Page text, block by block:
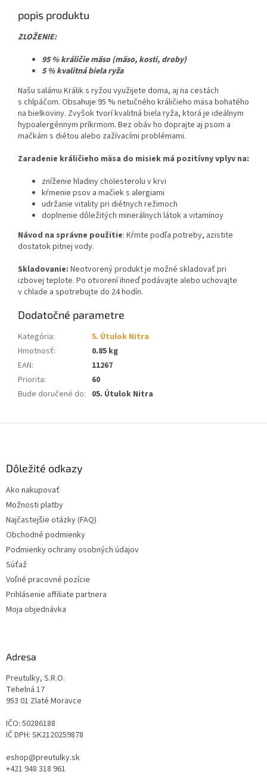
popis produktu
ZLOŽENIE:
95 % králičie mäso (mäso, kosti, droby)
5 % kvalitná biela ryža
Našu salámu Králik s ryžou využijete doma, aj na cestách
s chlpáčom. Obsahuje 95 % netučného králičieho mäsa bohatého
na bielkoviny. Zvyšok tvorí kvalitná biela ryža, ktorá je ideálnym
hypoalergénnym príkrmom. Bez obáv ho doprajte aj psom a
mačkám s diétou alebo zažívacími problémami.
Zaradenie králičieho mäsa do misiek má pozitívny vplyv na:
zníženie hladiny cholesterolu v krvi
kŕmenie psov a mačiek s alergiami
udržanie vitality pri diétnych režimoch
doplnenie dôležitých minerálnych látok a vitamínoy
Návod na správne použitie: Kŕmte podľa potreby, azistite
dostatok pitnej vody.
Skladovanie: Neotvorený produkt je možné skladovať pri
izbovej teplote. Po otvorení ihneď podávajte alebo uchovajte
v chlade a spotrebujte do 24 hodín.
Dodatočné parametre
Kategória:
5. Útulok Nitra
Hmotnosť:
0.85 kg
EAN:
11267
Priorita:
60
Bude doručené do: 05. Útulok Nitra
Dôležité odkazy
Ako nakupovať
Možnosti platby
Najčastejšie otázky (FAQ)
Obchodné podmienky
Podmienky ochrany osobných údajov
Súťaž
Voľné pracovné pozície
Prihlásenie affiliate partnera
Moja objednávka
Adresa
Preutulky, S.R.O.
Tehelná 17
953 01 Zlaté Moravce
IČO: 50286188
IČ DPH: SK2120259878
eshop@preutulky.sk
+421 948 318 961